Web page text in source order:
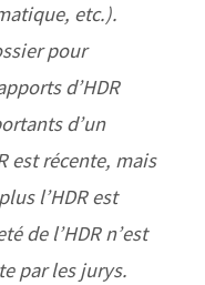
etc.).
pour
d’HDR
d’un
est récente, mais
l’HDR est
de l’HDR n’est
par les jurys.